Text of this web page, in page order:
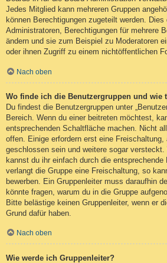
Jedes Mitglied kann mehreren Gruppen
können Berechtigungen zugeteilt werden.
Administratoren, Berechtigungen für mehrere
ändern und sie zum Beispiel zu Moderatoren
oder ihnen Zugriff zu einem nichtöffentlichen
Nach oben
Wo finde ich die Benutzergruppen und wie
Du findest die Benutzergruppen unter
Bereich. Wenn du einer beitreten möchtest,
entsprechenden Schaltfläche machen. Nicht
offen. Einige erfordern erst eine Freischaltung,
geschlossen sein und weitere sogar versteckt.
kannst du ihr einfach durch die entsprechende
verlangt die Gruppe eine Freischaltung, so
bewerben. Ein Gruppenleiter muss daraufhin
könnte fragen, warum du in die Gruppe
Bitte belästige keinen Gruppenleiter, wenn er
Grund dafür haben.
Nach oben
Wie werde ich Gruppenleiter?